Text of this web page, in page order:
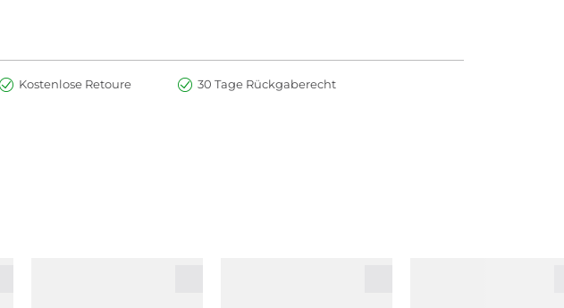
Kostenlose Retoure 30 Tage Rückgaberecht